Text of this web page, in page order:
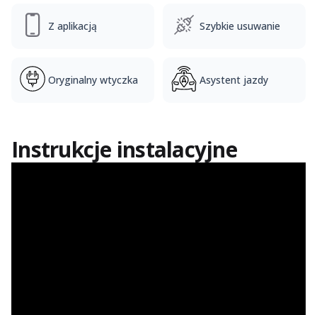
Z aplikacją Szybkie usuwanie
Oryginalny wtyczka Asystent jazdy
Instrukcje instalacyjne